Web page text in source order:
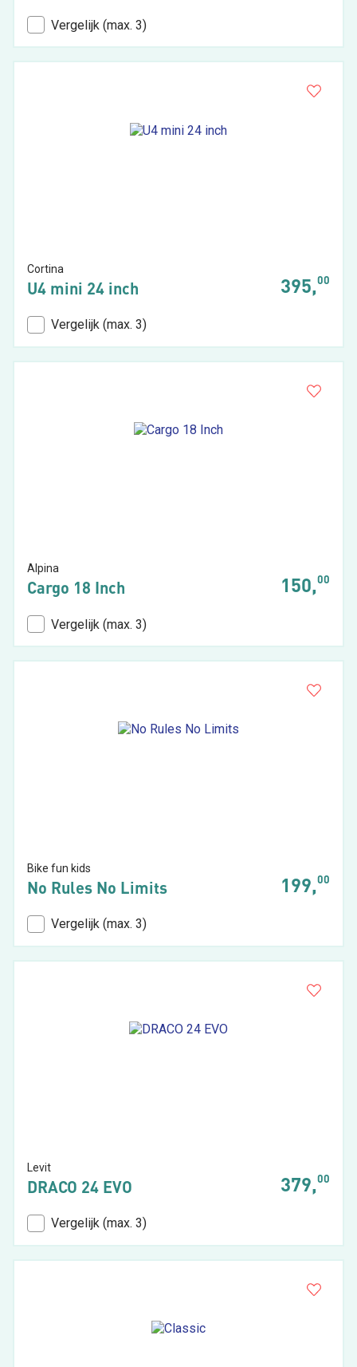
Vergelijk (max. 3)
Cortina
U4 mini 24 inch 395,00
Vergelijk (max. 3)
Alpina
Cargo 18 Inch 150,00
Vergelijk (max. 3)
Bike fun kids
No Rules No Limits 199,00
Vergelijk (max. 3)
Levit
DRACO 24 EVO 379,00
Vergelijk (max. 3)